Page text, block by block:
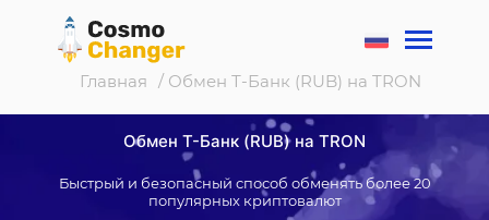
Главная / Обмен Т-Банк (RUB) на TRON
Обмен Т-Банк (RUB) на TRON
Быстрый и безопасный способ обменять более 20
популярных криптовалют